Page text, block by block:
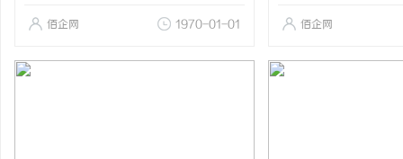
佰企网 1970-01-01 佰企网